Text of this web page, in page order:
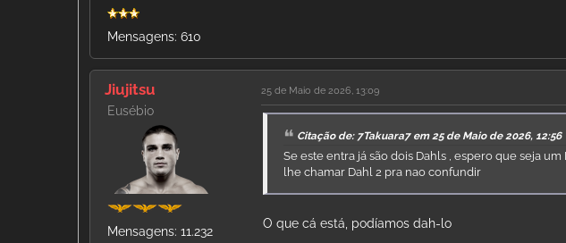
Mensagens: 610
Jiujitsu
Eusébio
Mensagens: 11.232
25 de Maio de 2026, 13:09
Citação de: 7Takuara7 em 25 de Maio de 2026, 12:56
Se este entra já são dois Dahls , espero que seja
lhe chamar Dahl 2 pra nao confundir
O que cá está, podíamos dah-lo